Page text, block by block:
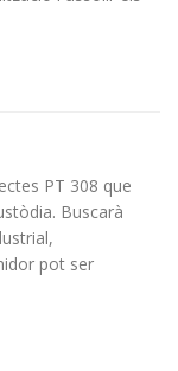
PT 308 que
Buscarà
pot ser